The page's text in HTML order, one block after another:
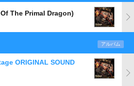
The Primal Dragon)
アルバム
ORIGINAL SOUND